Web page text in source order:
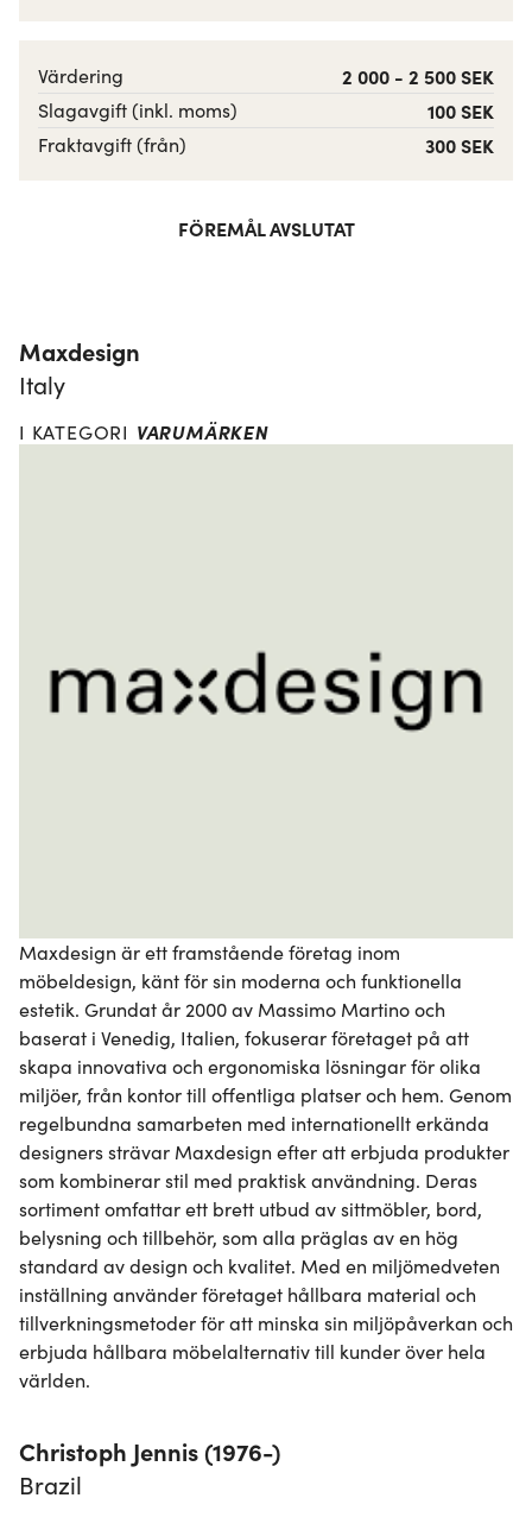
Värdering 2 000 - 2 500 SEK
Slagavgift (inkl. moms) 100 SEK
Fraktavgift (från) 300 SEK
FÖREMÅL AVSLUTAT
Maxdesign
Italy
I KATEGORI VARUMÄRKEN
Maxdesign är ett framstående företag inom
möbeldesign, känt för sin moderna och funktionella
estetik. Grundat år 2000 av Massimo Martino och
baserat i Venedig, Italien, fokuserar företaget på att
skapa innovativa och ergonomiska lösningar för olika
miljöer, från kontor till offentliga platser och hem. Genom
regelbundna samarbeten med internationellt erkända
designers strävar Maxdesign efter att erbjuda produkter
som kombinerar stil med praktisk användning. Deras
sortiment omfattar ett brett utbud av sittmöbler, bord,
belysning och tillbehör, som alla präglas av en hög
standard av design och kvalitet. Med en miljömedveten
inställning använder företaget hållbara material och
tillverkningsmetoder för att minska sin miljöpåverkan och
erbjuda hållbara möbelalternativ till kunder över hela
världen.
Christoph Jennis (1976-)
Brazil